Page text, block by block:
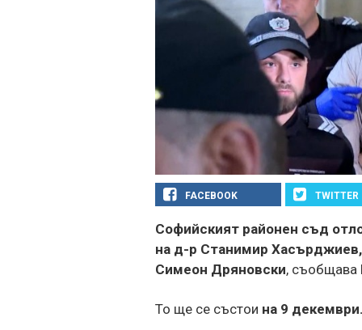
FACEBOOK TWITTER
Софийският районен съд
на д-р Станимир Хасърджиев,
Симеон Дряновски, съобщава
То ще се състои на 9 декември.
Динав -
ЦСКА взима
Никола
напред с
милиона за
Аржентина
Инфантино